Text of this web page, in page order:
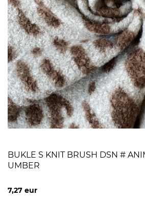
BUKLE S KNIT BRUSH DSN #
UMBER
7,27 eur